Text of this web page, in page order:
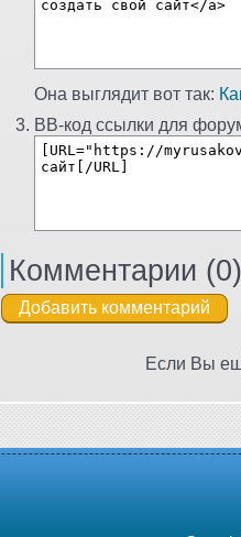
Она выглядит вот так:
BB-код ссылки для
Комментарии (0
Если Вы